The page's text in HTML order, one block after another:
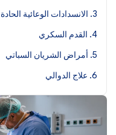
3. الانسدادات الوعائية الحادة (الصمات والجلطات)
4. القدم السكري
5. أمراض الشريان السباتي
6. علاج الدوالي